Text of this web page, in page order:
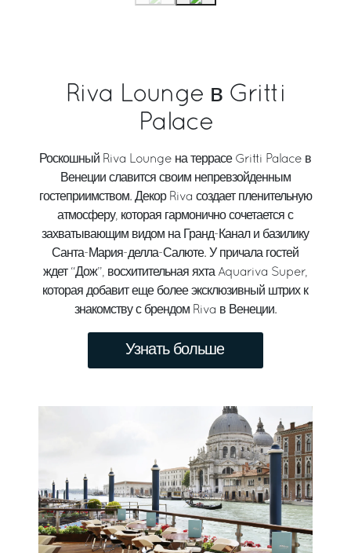
Riva Lounge в Gritti
Palace
Роскошный Riva Lounge на террасе Gritti Palace в
Венеции славится своим непревзойденным
гостеприимством. Декор Riva создает пленительную
атмосферу, которая гармонично сочетается с
захватывающим видом на Гранд-Канал и базилику
Санта-Мария-делла-Салюте. У причала гостей
ждет “Дож”, восхитительная яхта Aquariva Super,
которая добавит еще более эксклюзивный штрих к
знакомству с брендом Riva в Венеции.
Узнать больше